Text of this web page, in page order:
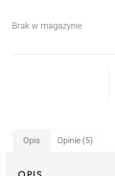
Brak w magazynie
Opis Opinie (5)